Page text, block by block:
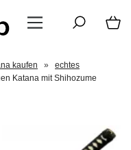
kaufen »
echtes
Katana mit Shihozume